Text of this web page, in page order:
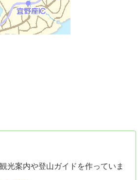
光案内や登山ガイドを作っていま